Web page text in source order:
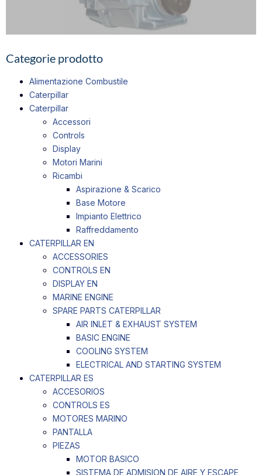
Categorie prodotto
Alimentazione Combustile
Caterpillar
Caterpillar
Accessori
Controls
Display
Motori Marini
Ricambi
Aspirazione & Scarico
Base Motore
Impianto Elettrico
Raffreddamento
CATERPILLAR EN
ACCESSORIES
CONTROLS EN
DISPLAY EN
MARINE ENGINE
SPARE PARTS CATERPILLAR
AIR INLET & EXHAUST SYSTEM
BASIC ENGINE
COOLING SYSTEM
ELECTRICAL AND STARTING SYSTEM
CATERPILLAR ES
ACCESORIOS
CONTROLS ES
MOTORES MARINO
PANTALLA
PIEZAS
MOTOR BASICO
SISTEMA DE ADMISION DE AIRE Y ESCAPE